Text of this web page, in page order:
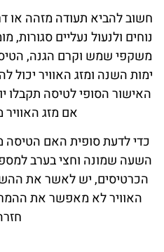
חשוב להביא תעודה מזהה או
נוחים ולנעול נעליים
משקפי שמש וקרם הגנה,
ימות השנה ומזג האוויר
האישור הסופי לטיסה תקבלו
אם מזג
כדי לדעת סופית האם
השעה שמונה וחצי בערב
הכרטיסים, יש לאשר את
האוויר לא מאפשר את